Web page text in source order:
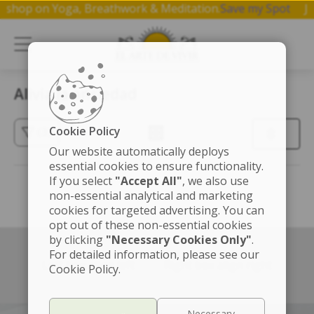
on Yoga, Breathwork & Meditation.Save my Spot
Alivia la ansiedad
(3)
Left box align left Right box align right
Cookie Policy
Our website automatically deploys
essential cookies to ensure functionality.
If you select "Accept All", we also use
non-essential analytical and marketing
cookies for targeted advertising. You can
opt out of these non-essential cookies
by clicking "Necessary Cookies Only".
For detailed information, please see our
Cookie Policy.